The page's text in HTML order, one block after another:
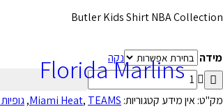
Florida Marlins
Butler Kids Shirt NBA Collection
מידה נקה
מק"ט:אין מידע קטגוריות: Miami Heat, TEAMS
,